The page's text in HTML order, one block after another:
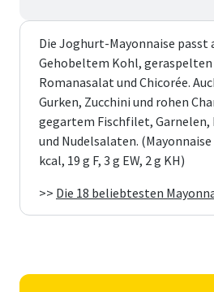
Die Joghurt-Mayonnaise passt
Gehobeltem Kohl, geraspelten
Romanasalat und Chicorée.
Gurken, Zucchini und rohen
gegartem Fischfilet,
und Nudelsalaten.
kcal, 19 g F, 3 g EW, 2 g KH)
>> Die 18 beliebtesten